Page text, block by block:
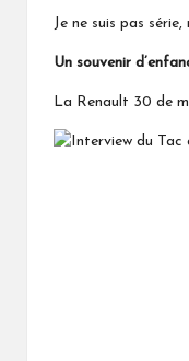
Je ne suis pas
Un souvenir
La Renault 30 de